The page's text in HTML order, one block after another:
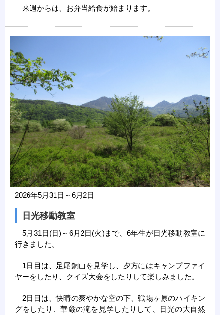
来週からは、お弁当給食が始まります。
2026年5月31日～6月2日
日光移動教室
5月31日(日)～6月2日(火)まで、6年生が日光移動教室に
行きました。
1日目は、足尾銅山を見学し、夕方にはキャンプファイ
ヤーをしたり、クイズ大会をしたりして楽しみました。
2日目は、快晴の爽やかな空の下、戦場ヶ原のハイキン
グをしたり、華厳の滝を見学したりして、日光の大自然